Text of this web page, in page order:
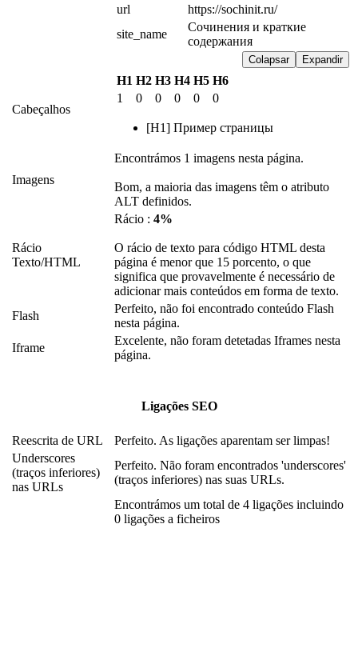
url
https://sochinit.ru/
site_name
Сочинения и краткие
содержания
Expandir
Colapsar
Cabeçalhos
H1 H2 H3 H4 H5 H6
1
0 0 0 0 0
[H1] Пример страницы
Imagens
Encontrámos 1 imagens nesta página.
Bom, a maioria das imagens têm o atributo
ALT definidos.
Rácio
Texto/HTML
Rácio : 4%
O rácio de texto para código HTML desta
página é menor que 15 porcento, o que
significa que provavelmente é necessário de
adicionar mais conteúdos em forma de texto.
Flash
Perfeito, não foi encontrado conteúdo Flash
nesta página.
Iframe
Excelente, não foram detetadas Iframes nesta
página.
Ligações SEO
Reescrita de URL
Perfeito. As ligações aparentam ser limpas!
Underscores
(traços inferiores)
nas URLs
Perfeito. Não foram encontrados 'underscores'
(traços inferiores) nas suas URLs.
Encontrámos um total de 4 ligações incluindo
0 ligações a ficheiros